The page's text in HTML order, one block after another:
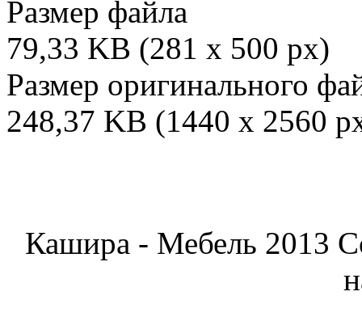
Размер файла
79,33 KB (281 x 500 px)
Размер оригинального
248,37 KB (1440 x 2560
Кашира - Мебель 2013